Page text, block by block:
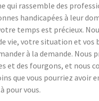
qui rassemble des
handicapées à leur
temps est précieux.
vie, votre situation et
à la demande. Nous
et des fourgons, et
que vous pourriez
pour vous.